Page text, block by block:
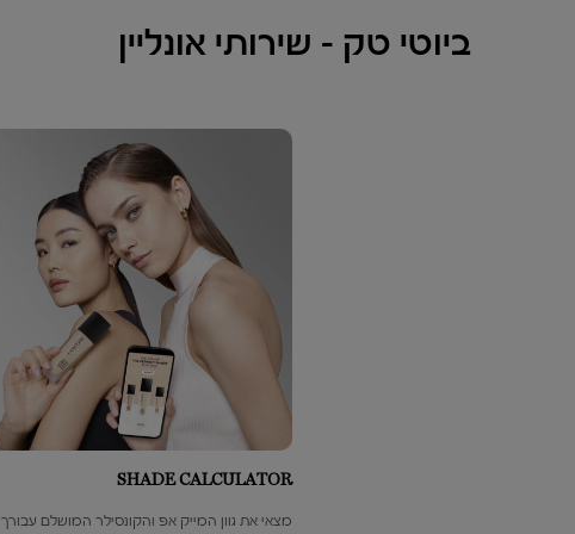
ביוטי טק – שירותי אונליין​
SHADE CALCULATOR
מצאי את גוון המייק אפ והקונסילר המושלם עבורך​